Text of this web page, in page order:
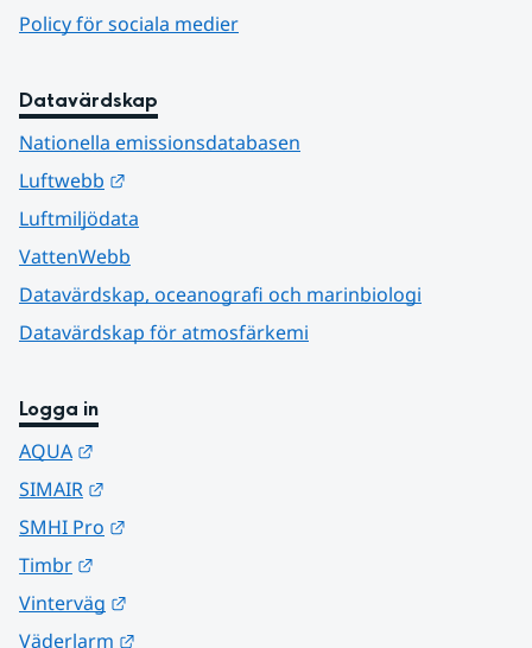
Policy för sociala medier
Datavärdskap
Nationella emissionsdatabasen
Luftwebb
Luftmiljödata
VattenWebb
Datavärdskap, oceanografi och marinbiologi
Datavärdskap för atmosfärkemi
Logga in
AQUA
SIMAIR
SMHI Pro
Timbr
Vinterväg
Väderlarm